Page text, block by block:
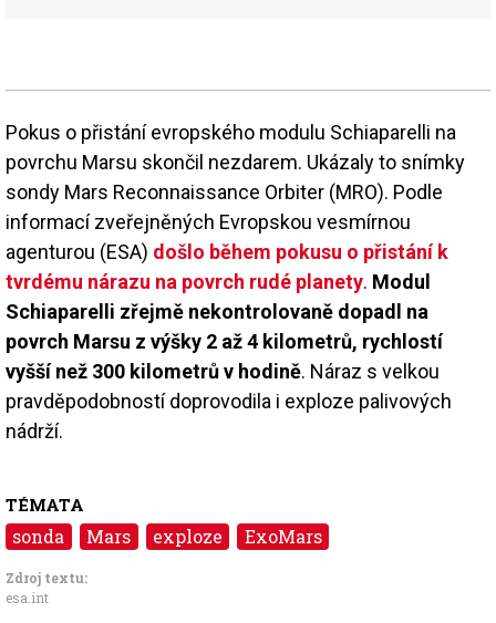
Pokus o přistání evropského modulu Schiaparelli na
povrchu Marsu skončil nezdarem. Ukázaly to snímky
sondy Mars Reconnaissance Orbiter (MRO). Podle
informací zveřejněných Evropskou vesmírnou
agenturou (ESA) došlo během pokusu o přistání k
tvrdému nárazu na povrch rudé planety. Modul
Schiaparelli zřejmě nekontrolovaně dopadl na
povrch Marsu z výšky 2 až 4 kilometrů, rychlostí
vyšší než 300 kilometrů v hodině. Náraz s velkou
pravděpodobností doprovodila i exploze palivových
nádrží.
TÉMATA
sonda Mars exploze ExoMars
Zdroj textu:
esa.int